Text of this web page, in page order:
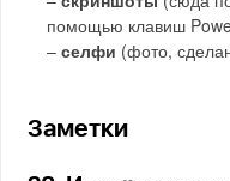
помощью клавиш
–селфи (фото,
Заметки